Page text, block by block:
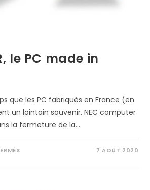
le PC made in
que les PC fabriqués en France (en
un lointain souvenir. NEC computer
la fermeture de la…
SUR 7 AOÛT 2020